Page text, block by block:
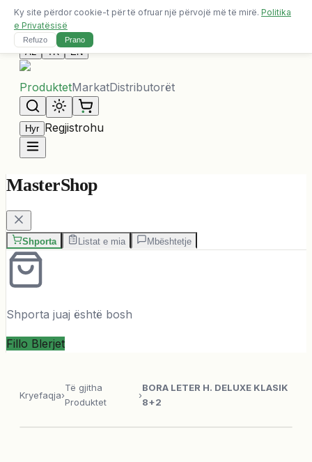
Dërgesa falas për porosi mbi 10,000 ALL
Na Kontaktoni
AL TR EN
ProduktetMarkatDistributorët
Hyr Regjistrohu
MasterShop
Shporta Listat e mia Mbështetje
Shporta juaj është bosh
Fillo Blerjet
Kryefaqja›
Të gjitha
Produktet
›
BORA LETER H. DELUXE KLASIK
8+2
Ky site përdor cookie-t për të ofruar një përvojë më të mirë. Politika
e Privatësisë
Refuzo Prano